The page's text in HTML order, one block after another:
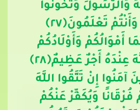
وَالرَّسُولَ وَتَخُونُوا
وَأَنْتُمْ تَعْلَمُونَ﴿٢٧﴾
أَمْوَالُكُمْ وَأَوْلَادُكُمْ
عِنْدَهُ أَجْرٌ عَظِيمٌ﴿٢٨﴾
آمَنُوا إِنْ تَتَّقُوا اللَّهَ
وَيُكَفِّرْ عَنْكُمْ